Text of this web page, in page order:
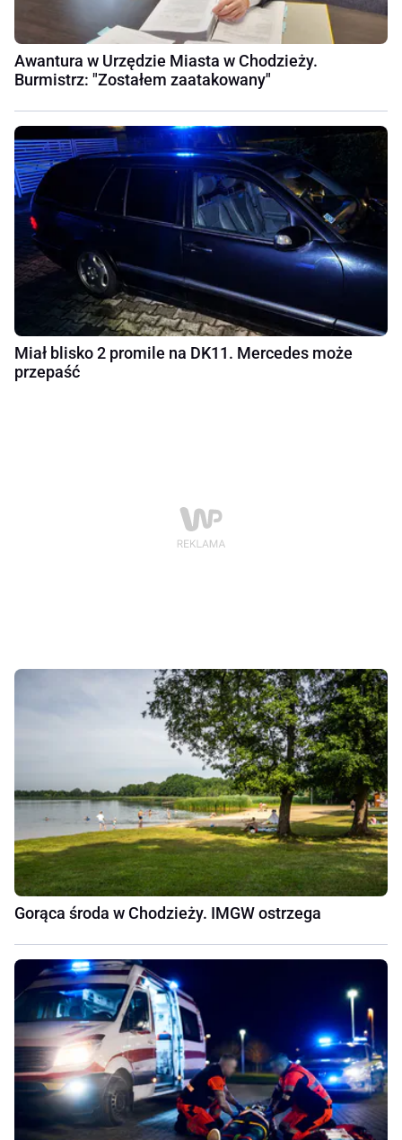
Awantura w Urzędzie Miasta w Chodzieży.
Burmistrz: "Zostałem zaatakowany"
Miał blisko 2 promile na DK11. Mercedes może
przepaść
Gorąca środa w Chodzieży. IMGW ostrzega